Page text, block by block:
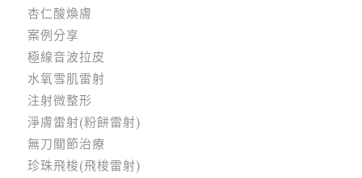
杏仁酸煥膚
案例分享
極線音波拉皮
水氧雪肌雷射
注射微整形
淨膚雷射(粉餅雷射)
無刀關節治療
珍珠飛梭(飛梭雷射)